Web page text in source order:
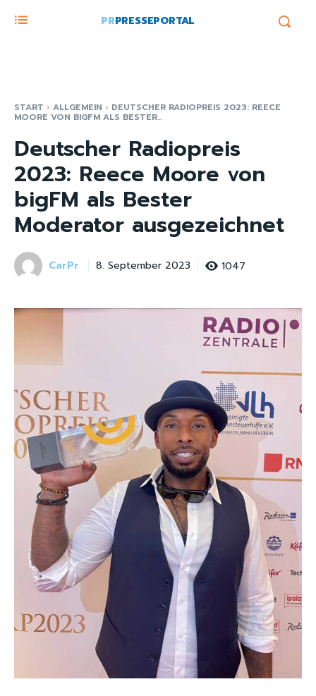
PRPRESSEPORTAL
START ALLGEMEIN DEUTSCHER RADIOPREIS 2023: REECE
MOORE VON BIGFM ALS BESTER...
Deutscher Radiopreis
2023: Reece Moore von
bigFM als Bester
Moderator ausgezeichnet
CarPr 8. September 2023 1047